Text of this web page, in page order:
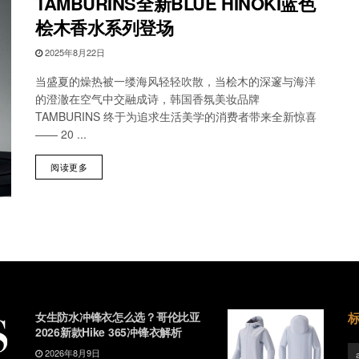
桧木香水系列登场
2025年8月22日
当盛夏的燥热被一缕海风轻轻吹散，当桧木的深邃与海洋
的澄澈在空气中交融成诗，韩国香氛美妆品牌
TAMBURINS 终于为追求生活美学的消费者带来全新惊喜
—— 20 ...
阅读更多
女生防水冲锋衣怎么选？哥伦比亚
2026新款Hike 365冲锋衣解析
2026年8月9日